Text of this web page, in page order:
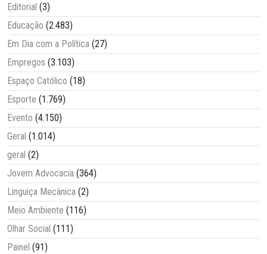
Editorial (3)
Educação (2.483)
Em Dia com a Política (27)
Empregos (3.103)
Espaço Católico (18)
Esporte (1.769)
Evento (4.150)
Geral (1.014)
geral (2)
Jovem Advocacia (364)
Linguiça Mecânica (2)
Meio Ambiente (116)
Olhar Social (111)
Painel (91)